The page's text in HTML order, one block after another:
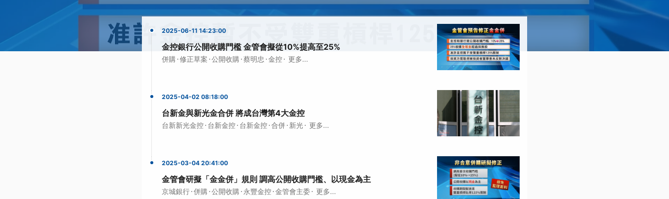
2025-06-11 14:23:00
金控銀行公開收購門檻 金管會擬從10%提高至25%
併購·修正草案 ·公開收購·蔡明忠 ·金控· 更多...
2025-04-02 08:18:00
台新金與新光金合併 將成台灣第4大金控
台新新光金控· 台新金控· 台新金控·合併· 新光· 更多...
2025-03-04 20:41:00
金管會研擬「金金併」規則 調高公開收購門檻、以現金為主
京城銀行·併購·公開收購· 永豐金控·金管會主委· 更多...